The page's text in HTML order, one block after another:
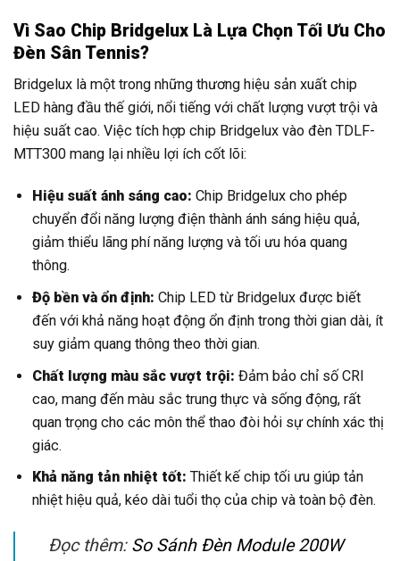
Vì Sao Chip Bridgelux Là Lựa Chọn Tối Ưu Cho
Đèn Sân Tennis?
Bridgelux là một trong những thương hiệu sản xuất chip
LED hàng đầu thế giới, nổi tiếng với chất lượng vượt trội và
hiệu suất cao. Việc tích hợp chip Bridgelux vào đèn TDLF-
MTT300 mang lại nhiều lợi ích cốt lõi:
Hiệu suất ánh sáng cao: Chip Bridgelux cho phép
chuyển đổi năng lượng điện thành ánh sáng hiệu quả,
giảm thiểu lãng phí năng lượng và tối ưu hóa quang
thông.
Độ bền và ổn định: Chip LED từ Bridgelux được biết
đến với khả năng hoạt động ổn định trong thời gian dài, ít
suy giảm quang thông theo thời gian.
Chất lượng màu sắc vượt trội: Đảm bảo chỉ số CRI
cao, mang đến màu sắc trung thực và sống động, rất
quan trọng cho các môn thể thao đòi hỏi sự chính xác thị
giác.
Khả năng tản nhiệt tốt: Thiết kế chip tối ưu giúp tản
nhiệt hiệu quả, kéo dài tuổi thọ của chip và toàn bộ đèn.
Đọc thêm: So Sánh Đèn Module 200W